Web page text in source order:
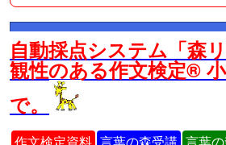
自動採点システム「森
観性のある作文検定®
で。
作文検定資料 言葉の森受講 言葉